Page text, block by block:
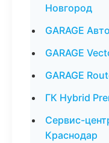
Новгород
GARAGE
GARAGE
GARAGE
ГК Hybrid
Сервис-
Краснодар